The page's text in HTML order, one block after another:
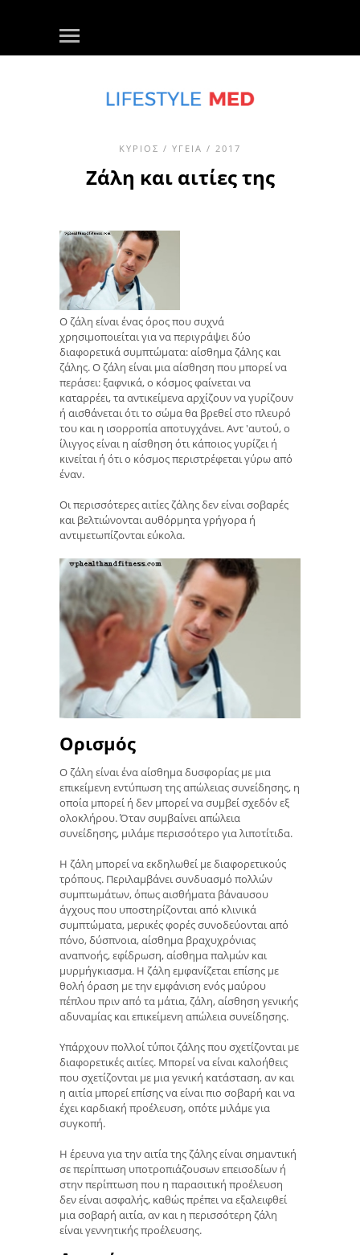
ΚΎΡΙΟΣ / ΥΓΕΊΑ / 2017
Ζάλη και αιτίες της
Ο ζάλη είναι ένας όρος που συχνά
χρησιμοποιείται για να περιγράψει δύο
διαφορετικά συμπτώματα: αίσθημα ζάλης και
ζάλης. Ο ζάλη είναι μια αίσθηση που μπορεί να
περάσει: ξαφνικά, ο κόσμος φαίνεται να
καταρρέει, τα αντικείμενα αρχίζουν να γυρίζουν
ή αισθάνεται ότι το σώμα θα βρεθεί στο πλευρό
του και η ισορροπία αποτυγχάνει. Αντ 'αυτού, ο
ίλιγγος είναι η αίσθηση ότι κάποιος γυρίζει ή
κινείται ή ότι ο κόσμος περιστρέφεται γύρω από
έναν.
Οι περισσότερες αιτίες ζάλης δεν είναι σοβαρές
και βελτιώνονται αυθόρμητα γρήγορα ή
αντιμετωπίζονται εύκολα.
Ορισμός
Ο ζάλη είναι ένα αίσθημα δυσφορίας με μια
επικείμενη εντύπωση της απώλειας συνείδησης, η
οποία μπορεί ή δεν μπορεί να συμβεί σχεδόν εξ
ολοκλήρου. Όταν συμβαίνει απώλεια
συνείδησης, μιλάμε περισσότερο για λιποτίτιδα.
Η ζάλη μπορεί να εκδηλωθεί με διαφορετικούς
τρόπους. Περιλαμβάνει συνδυασμό πολλών
συμπτωμάτων, όπως αισθήματα βάναυσου
άγχους που υποστηρίζονται από κλινικά
συμπτώματα, μερικές φορές συνοδεύονται από
πόνο, δύσπνοια, αίσθημα βραχυχρόνιας
αναπνοής, εφίδρωση, αίσθημα παλμών και
μυρμήγκιασμα. Η ζάλη εμφανίζεται επίσης με
θολή όραση με την εμφάνιση ενός μαύρου
πέπλου πριν από τα μάτια, ζάλη, αίσθηση γενικής
αδυναμίας και επικείμενη απώλεια συνείδησης.
Υπάρχουν πολλοί τύποι ζάλης που σχετίζονται με
διαφορετικές αιτίες. Μπορεί να είναι καλοήθεις
που σχετίζονται με μια γενική κατάσταση, αν και
η αιτία μπορεί επίσης να είναι πιο σοβαρή και να
έχει καρδιακή προέλευση, οπότε μιλάμε για
συγκοπή.
Η έρευνα για την αιτία της ζάλης είναι σημαντική
σε περίπτωση υποτροπιάζουσων επεισοδίων ή
στην περίπτωση που η παρασιτική προέλευση
δεν είναι ασφαλής, καθώς πρέπει να εξαλειφθεί
μια σοβαρή αιτία, αν και η περισσότερη ζάλη
είναι γεννητικής προέλευσης.